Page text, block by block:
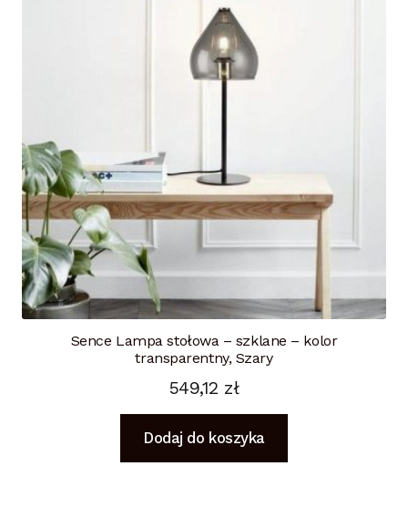
Sence Lampa stołowa – szklane – kolor
transparentny, Szary
549,12 zł
Dodaj do koszyka